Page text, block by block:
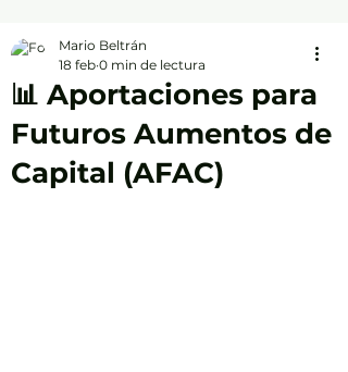
📊 Aportaciones para
Futuros Aumentos de
Capital (AFAC)
Mario Beltrán
18 feb 0 min de lectura